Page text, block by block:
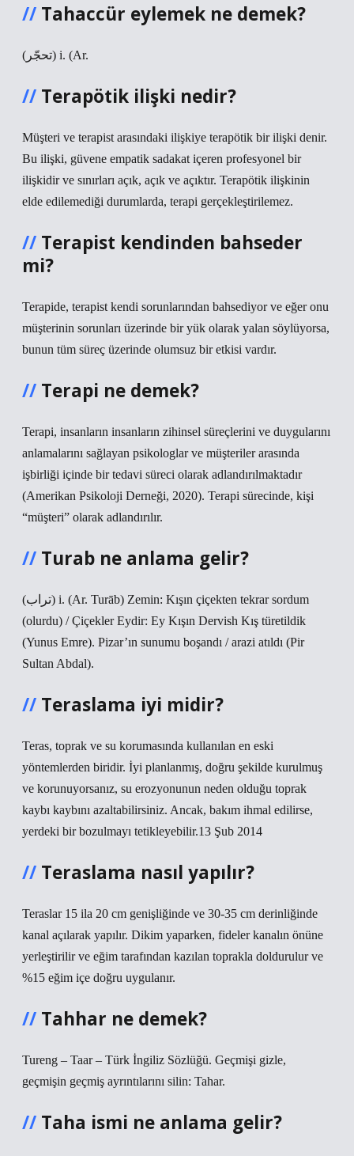
Tahaccür eylemek ne demek?
(ﺗﺤﺠّﺮ) i. (Ar.
Terapötik ilişki nedir?
Müşteri ve terapist arasındaki ilişkiye terapötik bir ilişki denir.
Bu ilişki, güvene empatik sadakat içeren profesyonel bir
ilişkidir ve sınırları açık, açık ve açıktır. Terapötik ilişkinin
elde edilemediği durumlarda, terapi gerçekleştirilemez.
Terapist kendinden bahseder
mi?
Terapide, terapist kendi sorunlarından bahsediyor ve eğer onu
müşterinin sorunları üzerinde bir yük olarak yalan söylüyorsa,
bunun tüm süreç üzerinde olumsuz bir etkisi vardır.
Terapi ne demek?
Terapi, insanların insanların zihinsel süreçlerini ve duygularını
anlamalarını sağlayan psikologlar ve müşteriler arasında
işbirliği içinde bir tedavi süreci olarak adlandırılmaktadır
(Amerikan Psikoloji Derneği, 2020). Terapi sürecinde, kişi
“müşteri” olarak adlandırılır.
Turab ne anlama gelir?
(ﺗﺮﺍﺏ) i. (Ar. Turāb) Zemin: Kışın çiçekten tekrar sordum
(olurdu) / Çiçekler Eydir: Ey Kışın Dervish Kış türetildik
(Yunus Emre). Pizar’ın sunumu boşandı / arazi atıldı (Pir
Sultan Abdal).
Teraslama iyi midir?
Teras, toprak ve su korumasında kullanılan en eski
yöntemlerden biridir. İyi planlanmış, doğru şekilde kurulmuş
ve korunuyorsanız, su erozyonunun neden olduğu toprak
kaybı kaybını azaltabilirsiniz. Ancak, bakım ihmal edilirse,
yerdeki bir bozulmayı tetikleyebilir.13 Şub 2014
Teraslama nasıl yapılır?
Teraslar 15 ila 20 cm genişliğinde ve 30-35 cm derinliğinde
kanal açılarak yapılır. Dikim yaparken, fideler kanalın önüne
yerleştirilir ve eğim tarafından kazılan toprakla doldurulur ve
%15 eğim içe doğru uygulanır.
Tahhar ne demek?
Tureng – Taar – Türk İngiliz Sözlüğü. Geçmişi gizle,
geçmişin geçmiş ayrıntılarını silin: Tahar.
Taha ismi ne anlama gelir?